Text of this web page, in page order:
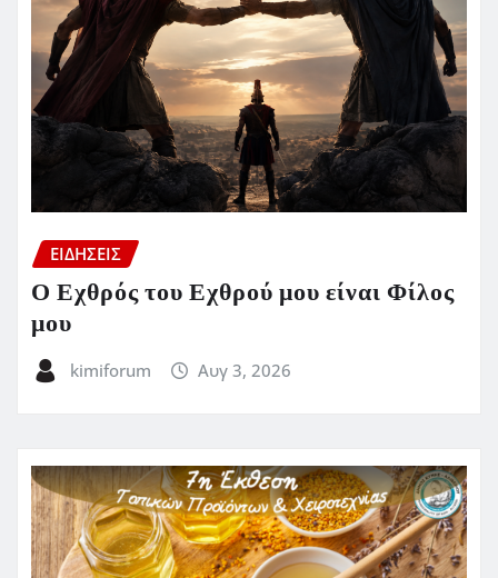
ΕΙΔΗΣΕΙΣ
Ο Εχθρός του Εχθρού μου είναι Φίλος
μου
kimiforum Αυγ 3, 2026